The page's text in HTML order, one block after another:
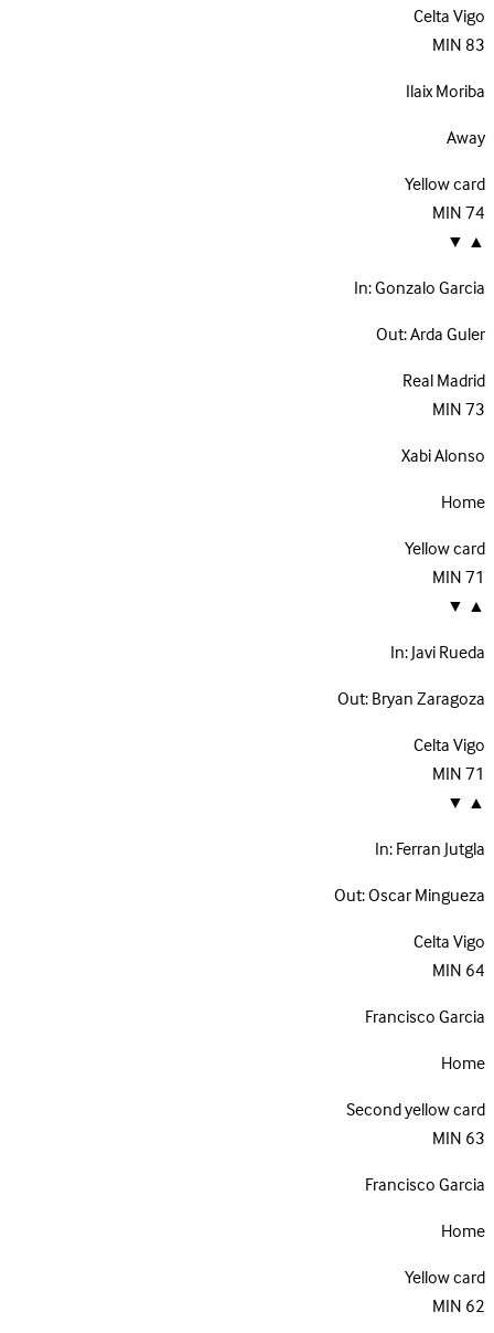
Celta Vigo
83
MIN
Ilaix Moriba
Away
Yellow card
74
MIN
▲
▼
In:Gonzalo Garcia
Out:Arda Guler
Real Madrid
73
MIN
Xabi Alonso
Home
Yellow card
71
MIN
▲
▼
In:Javi Rueda
Out:Bryan Zaragoza
Celta Vigo
71
MIN
▲
▼
In:Ferran Jutgla
Out:Oscar Mingueza
Celta Vigo
64
MIN
Francisco Garcia
Home
Second yellow card
63
MIN
Francisco Garcia
Home
Yellow card
62
MIN